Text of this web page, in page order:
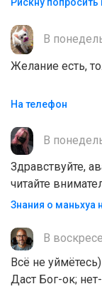
В
Желание
На телефон
В
Здравствуйте,
читайте
Знания о маньхуа
В
Всё не
Даст Бог-ок;